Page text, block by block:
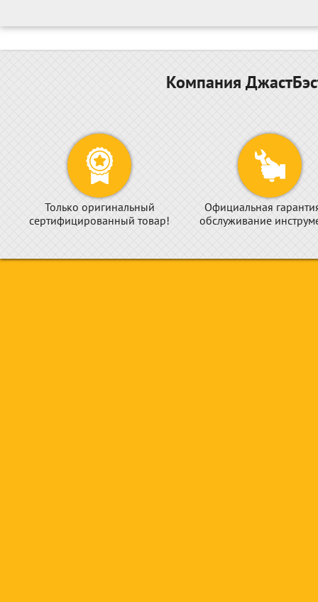
Компания
Только оригинальный
сертифицированный товар!
Официальная
обслуживание